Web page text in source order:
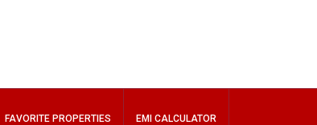
FAVORITE PROPERTIES EMI CALCULATOR